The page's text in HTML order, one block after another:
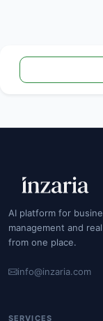
AI platform for
management and
from one place.
info@inzaria.com
SERVICES